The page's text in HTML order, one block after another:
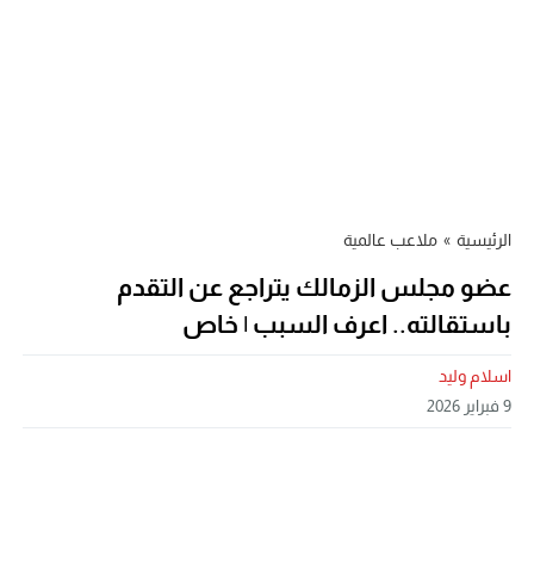
الرئيسية » ملاعب عالمية
عضو مجلس الزمالك يتراجع عن التقدم
باستقالته.. اعرف السبب | خاص
اسلام وليد
9 فبراير 2026